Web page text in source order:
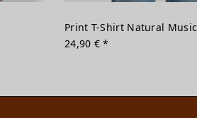
Print T-Shirt Natural Music
24,90 € *